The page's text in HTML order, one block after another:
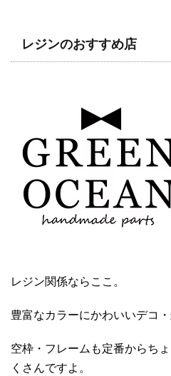
レジンのおすすめ店
レジン関係ならここ。
豊富なカラーにかわいいデコ
空枠・フレームも定番からち
くさんですよ。